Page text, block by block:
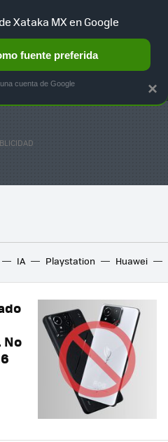
AUTO TERRITORIO
IA Playstation Huawei
×
Xataka MX en Google
fuente preferida
cuenta de Google